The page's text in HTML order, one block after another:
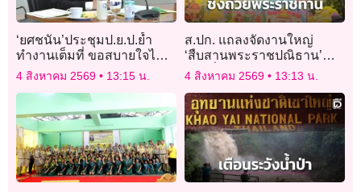
‘ยศชนัน’ประชุมป.ย.ป.ย้ำ
ทำงานเต็มที่ ขอสบายใจไม่
ได้ยุบกันง่ายๆ มี’หลักเกณฑ์-
4 สิงหาคม 2569 13:15 น.
ส.ปก. แถลงจัดงานใหญ่
‘สืบสานพระราชปณิธาน’
ชวนวิ่งชิงถ้วยพระราชทานฯ
4 สิงหาคม 2569 13:13 น.